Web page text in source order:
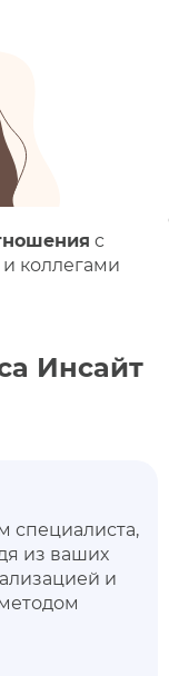
c
коллегами
Инсайт
специалиста,
из ваших
и